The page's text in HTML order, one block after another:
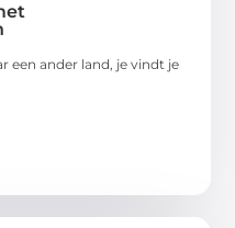
een ander land, je vindt je